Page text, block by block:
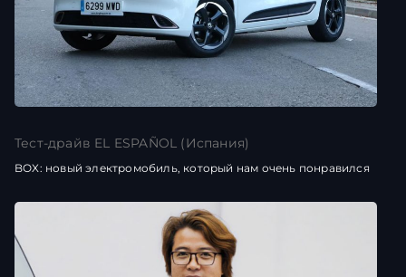
BOX: новый электромобиль, который нам очень понравился
Тест-драйв EL ESPAÑOL (Испания)